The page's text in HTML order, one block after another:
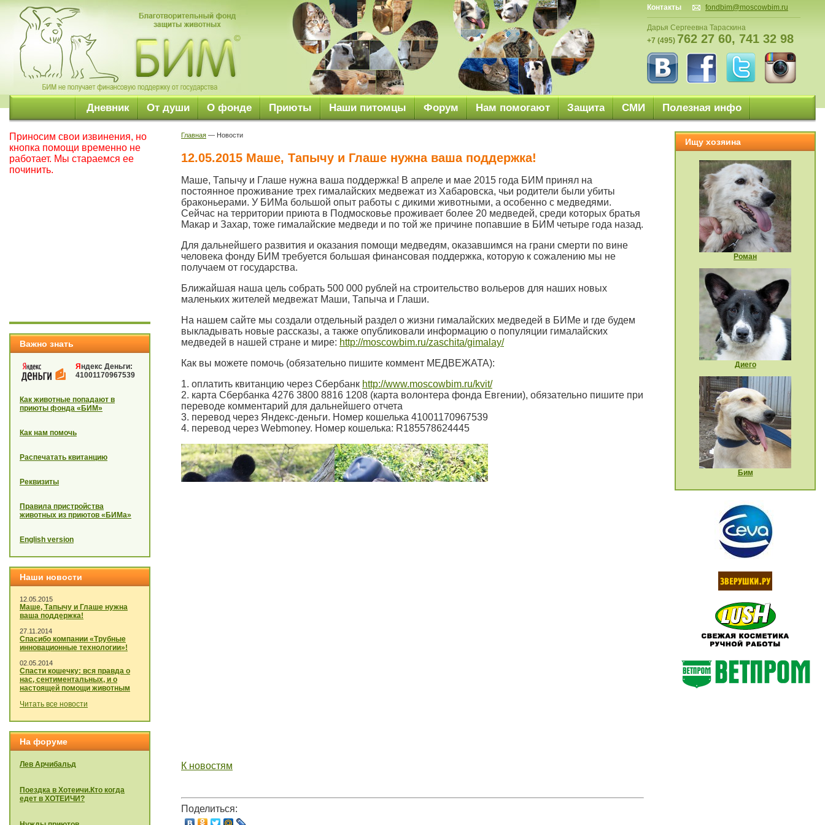
Контакты fondbim@moscowbim.ru
Дарья Сергеевна Тараскина
+7 (495) 762 27 60, 741 32 98
Дневник От души О фонде Приюты Наши питомцы Форум Нам помогают Защита СМИ Полезная инфо
Приносим свои извинения, но
кнопка помощи временно не
работает. Мы стараемся ее
починить.
Важно знать
Я ндекс Деньги:
41001170967539
Как животные попадают в
приюты фонда «БИМ»
Как нам помочь
Распечатать квитанцию
Реквизиты
Правила пристройства
животных из приютов «БИМа»
English version
Наши новости
12.05.2015
Маше, Тапычу и Глаше нужна
ваша поддержка!
27.11.2014
Спасибо компании «Трубные
инновационные технологии»!
02.05.2014
Спасти кошечку: вся правда о
нас, сентиментальных, и о
настоящей помощи животным
Читать все новости
На форуме
Лев Арчибальд
Поездка в Хотеичи.Кто когда
едет в ХОТЕИЧИ?
Главная — Новости
12.05.2015 Маше, Тапычу и Глаше нужна ваша поддержка!
Маше, Тапычу и Глаше нужна ваша поддержка! В апреле и мае 2015 года БИМ принял на
постоянное проживание трех гималайских медвежат из Хабаровска, чьи родители были убиты
браконьерами. У БИМа большой опыт работы с дикими животными, а особенно с медведями.
Сейчас на территории приюта в Подмосковье проживает более 20 медведей, среди которых братья
Макар и Захар, тоже гималайские медведи и по той же причине попавшие в БИМ четыре года назад.
Для дальнейшего развития и оказания помощи медведям, оказавшимся на грани смерти по вине
человека фонду БИМ требуется большая финансовая поддержка, которую к сожалению мы не
получаем от государства.
Ближайшая наша цель собрать 500 000 рублей на строительство вольеров для наших новых
маленьких жителей медвежат Маши, Тапыча и Глаши.
На нашем сайте мы создали отдельный раздел о жизни гималайских медведей в БИМе и где будем
выкладывать новые рассказы, а также опубликовали информацию о популяции гималайских
медведей в нашей стране и мире: http://moscowbim.ru/zaschita/gimalay/
Как вы можете помочь (обязательно пишите коммент МЕДВЕЖАТА):
1. оплатить квитанцию через Сбербанк http://www.moscowbim.ru/kvit/
2. карта Сбербанка 4276 3800 8816 1208 (карта волонтера фонда Евгении), обязательно пишите при
переводе комментарий для дальнейшего отчета
3. перевод через Яндекс-деньги. Номер кошелька 41001170967539
4. перевод через Webmoney. Номер кошелька: R185578624445
К новостям
Поделиться:
Ищу хозяина
Роман
Диего
Бим